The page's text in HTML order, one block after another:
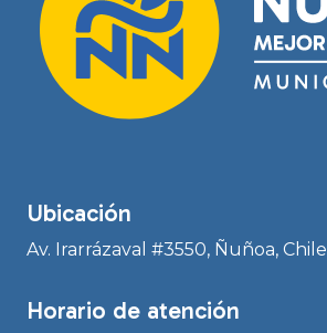
Ubicación
Av. Irarrázaval #3550, Ñuñoa, Chile
Horario de atención